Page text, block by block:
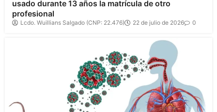
usado durante 13 años la matrícula de otro
profesional
Lcdo. Wuillians Salgado (CNP: 22.476) 22 de julio de 2026 0